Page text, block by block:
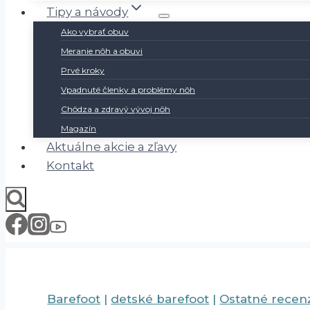
Tipy a návody
Ako vybrať obuv
Meranie nôh a obuvi
Prvé kroky
Vpadnuté členky a problémy nôh
Chôdza a zdravý vývoj nôh
Magazín
Aktuálne akcie a zľavy
Kontakt
Barefoot | detské barefoot | Ostatné